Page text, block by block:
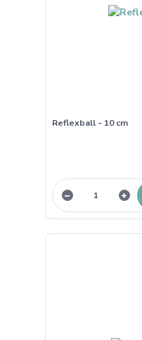
Reflexball - 10 cm